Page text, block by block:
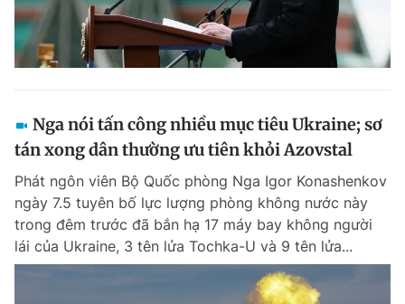
Tiện ích Bạn cần biết
Đọc Thanh Niên trên điện thoại
Nga nói tấn công nhiều mục tiêu Ukraine; sơ
tán xong dân thường ưu tiên khỏi Azovstal
Phát ngôn viên Bộ Quốc phòng Nga Igor Konashenkov
ngày 7.5 tuyên bố lực lượng phòng không nước này
trong đêm trước đã bắn hạ 17 máy bay không người
lái của Ukraine, 3 tên lửa Tochka-U và 9 tên lửa...